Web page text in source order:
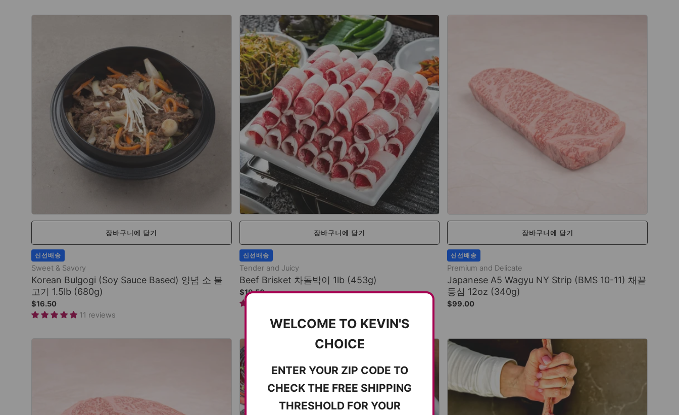
장바구니에 담기
신선배송
Sweet & Savory
Korean Bulgogi (Soy Sauce Based) 양념 소 불
고기 1.5lb (680g)
$16.50
11 reviews
장바구니에 담기
신선배송
Tender and Juicy
Beef Brisket 차돌박이 1lb (453g)
$19.50
장바구니에 담기
신선배송
Premium and Delicate
Japanese A5 Wagyu NY Strip (BMS 10-11) 채끝
등심 12oz (340g)
$99.00
WELCOME TO KEVIN'S
CHOICE
ENTER YOUR ZIP CODE TO
CHECK THE FREE SHIPPING
THRESHOLD FOR YOUR